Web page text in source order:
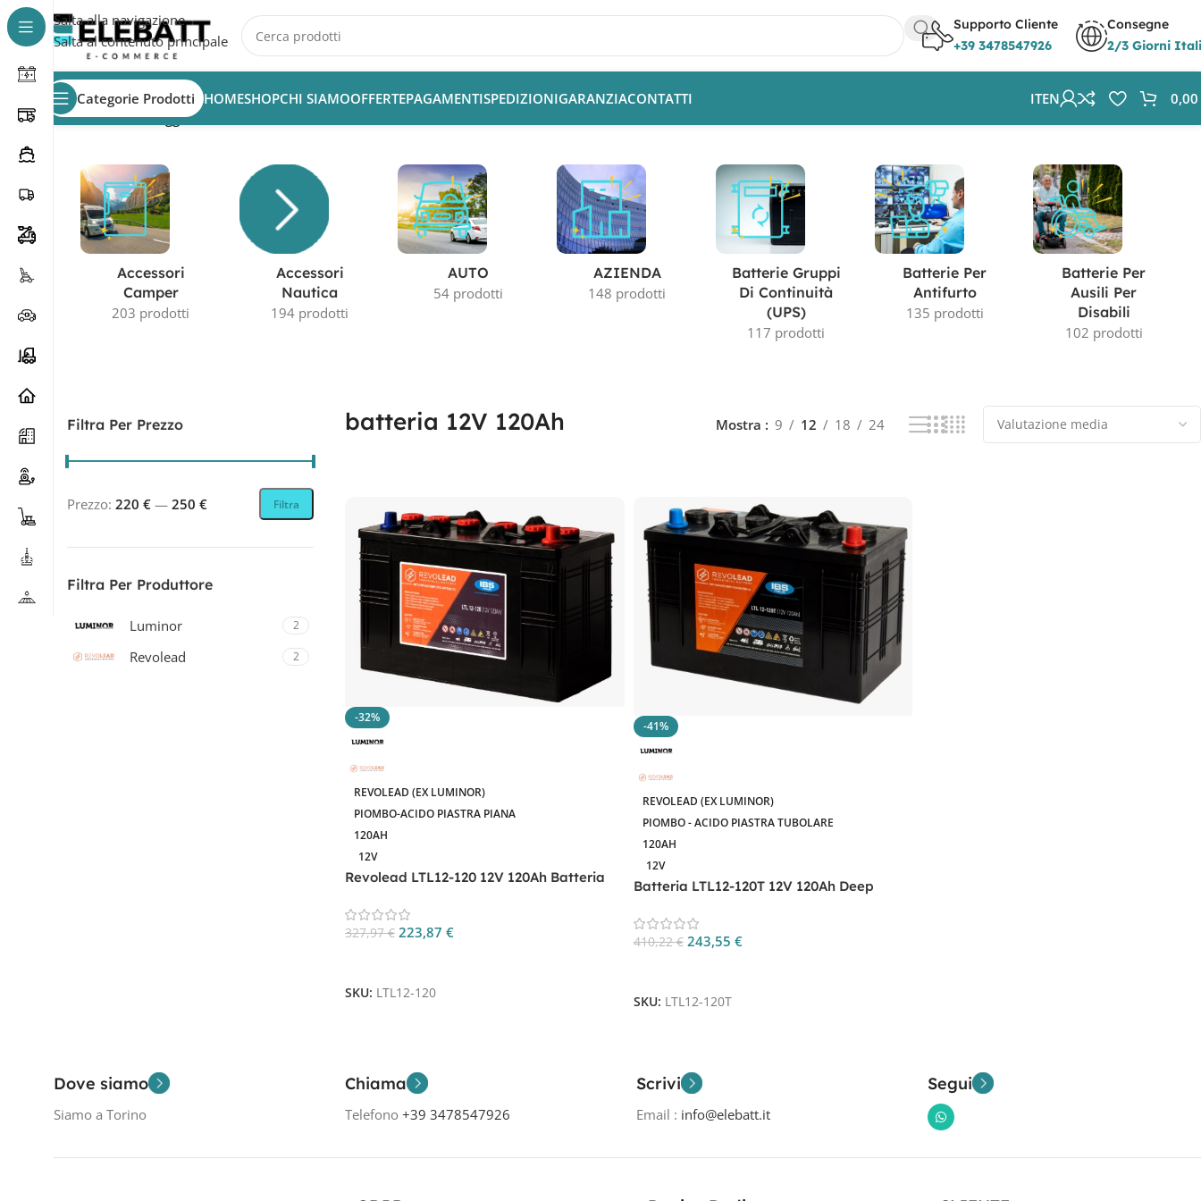
Salta alla navigazione
Salta al contenuto principale
Supporto Cliente
+39 3478547926
Consegne
2/3 Giorni
Categorie Prodotti HOMESHOPCHI SIAMOOFFERTEPAGAMENTISPEDIZIONIGARANZIACONTATTI ITEN
0,00
Home/Prodotti taggati “batteria 12V 120Ah”
Accessori
Camper
203 prodotti
Accessori
Nautica
194 prodotti
AUTO
54 prodotti
AZIENDA
148 prodotti
Batterie Gruppi
Di Continuità
(UPS)
117 prodotti
Batterie Per
Antifurto
135 prodotti
Batterie Per
Ausili Per
Disabili
102 prodotti
Filtra Per Prezzo
Filtra
Prezzo: 220 € — 250 €
Filtra Per Produttore
Luminor 2
Revolead 2
batteria 12V 120Ah Mostra 9 12 18 24
-32%
REVOLEAD (EX LUMINOR)
PIOMBO-ACIDO PIASTRA PIANA
120AH
12V
Revolead LTL12-120 12V 120Ah Batteria
327,97€ 223,87 €
SKU: LTL12-120
-41%
REVOLEAD (EX LUMINOR)
PIOMBO - ACIDO PIASTRA TUBOLARE
120AH
12V
Batteria LTL12-120T 12V 120Ah Deep
410,22€ 243,55 €
SKU: LTL12-120T
Dove siamo
Siamo a Torino
Chiama
Telefono +39 3478547926
Scrivi
Email : info@elebatt.it
Segui